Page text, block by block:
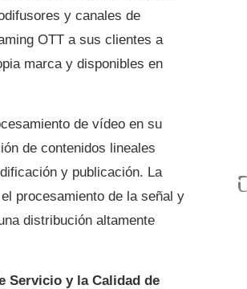
y canales de
OTT a sus clientes a
marca y disponibles en
de vídeo en su
de contenidos lineales
y publicación. La
procesamiento de la señal y
distribución altamente
Servicio y la Calidad de